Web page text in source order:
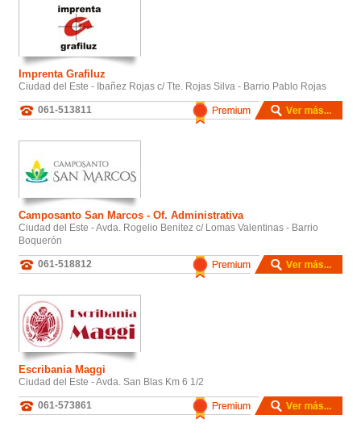
Imprenta Grafiluz
Ciudad del Este - Ibañez Rojas c/ Tte. Rojas Silva - Barrio Pablo Rojas
061-513811
Camposanto San Marcos - Of. Administrativa
Ciudad del Este - Avda. Rogelio Benitez c/ Lomas Valentinas - Barrio
Boquerón
061-518812
Escribania Maggi
Ciudad del Este - Avda. San Blas Km 6 1/2
061-573861